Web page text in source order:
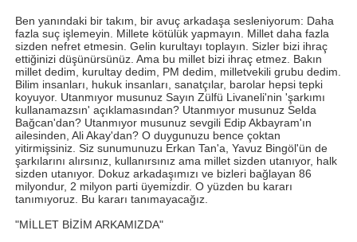
Ben yanındaki bir takım, bir avuç arkadaşa sesleniyorum: Daha
fazla suç işlemeyin. Millete kötülük yapmayın. Millet daha fazla
sizden nefret etmesin. Gelin kurultayı toplayın. Sizler bizi ihraç
ettiğinizi düşünürsünüz. Ama bu millet bizi ihraç etmez. Bakın
millet dedim, kurultay dedim, PM dedim, milletvekili grubu dedim.
Bilim insanları, hukuk insanları, sanatçılar, barolar hepsi tepki
koyuyor. Utanmıyor musunuz Sayın Zülfü Livaneli'nin 'şarkımı
kullanamazsın' açıklamasından? Utanmıyor musunuz Selda
Bağcan'dan? Utanmıyor musunuz sevgili Edip Akbayram'ın
ailesinden, Ali Akay'dan? O duygunuzu bence çoktan
yitirmişsiniz. Siz sunumunuzu Erkan Tan'a, Yavuz Bingöl'ün de
şarkılarını alırsınız, kullanırsınız ama millet sizden utanıyor, halk
sizden utanıyor. Dokuz arkadaşımızı ve bizleri bağlayan 86
milyondur, 2 milyon parti üyemizdir. O yüzden bu kararı
tanımıyoruz. Bu kararı tanımayacağız.
"MİLLET BİZİM ARKAMIZDA"